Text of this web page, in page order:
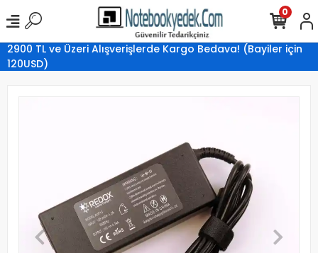
2900 TL ve Üzeri Alışverişlerde Kargo Bedava! (Bayiler için
120USD)
0